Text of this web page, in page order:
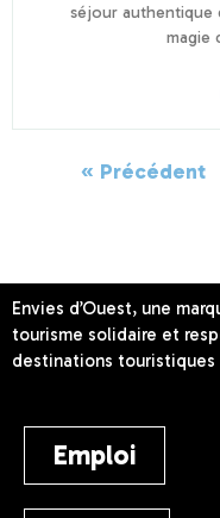
séjour authentique
magie
« Précédent
Envies d’Ouest, une
tourisme solidaire et
destinations touristiques
Emploi